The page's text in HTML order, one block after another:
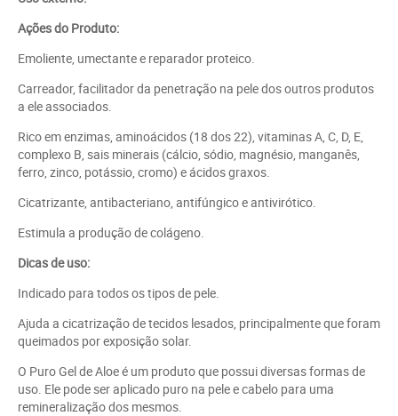
Ações do Produto:
Emoliente, umectante e reparador proteico.
Carreador, facilitador da penetração na pele dos outros produtos
a ele associados.
Rico em enzimas, aminoácidos (18 dos 22), vitaminas A, C, D, E,
complexo B, sais minerais (cálcio, sódio, magnésio, manganês,
ferro, zinco, potássio, cromo) e ácidos graxos.
Cicatrizante, antibacteriano, antifúngico e antivirótico.
Estimula a produção de colágeno.
Dicas de uso:
Indicado para todos os tipos de pele.
Ajuda a cicatrização de tecidos lesados, principalmente que foram
queimados por exposição solar.
O Puro Gel de Aloe é um produto que possui diversas formas de
uso. Ele pode ser aplicado puro na pele e cabelo para uma
remineralização dos mesmos.